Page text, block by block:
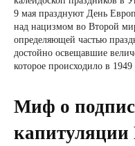
9 мая празднуют День
над нацизмом во Второй
определяющей частью
достойно освещавшие
которое происходило в
Миф о
капитуляции